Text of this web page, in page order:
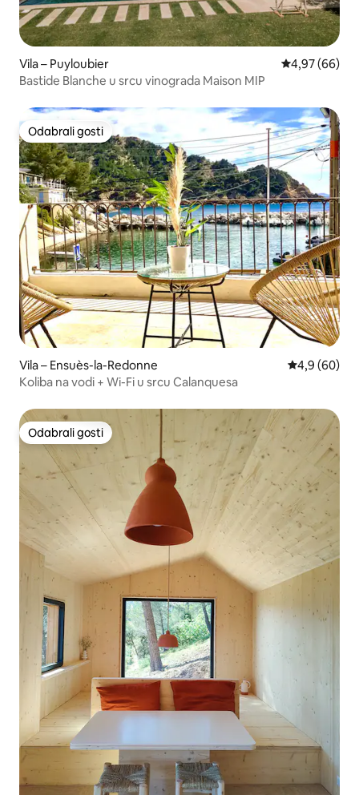
Vila – Puyloubier Prosječna
4,97 (66)
Bastide Blanche u srcu vinograda Maison MIP
Odabrali gosti
Odabrali gosti
Vila – Ensuès-la-Redonne Prosječna
4,9 (60)
Koliba na vodi + Wi-Fi u srcu Calanquesa
Odabrali gosti
Odabrali gosti